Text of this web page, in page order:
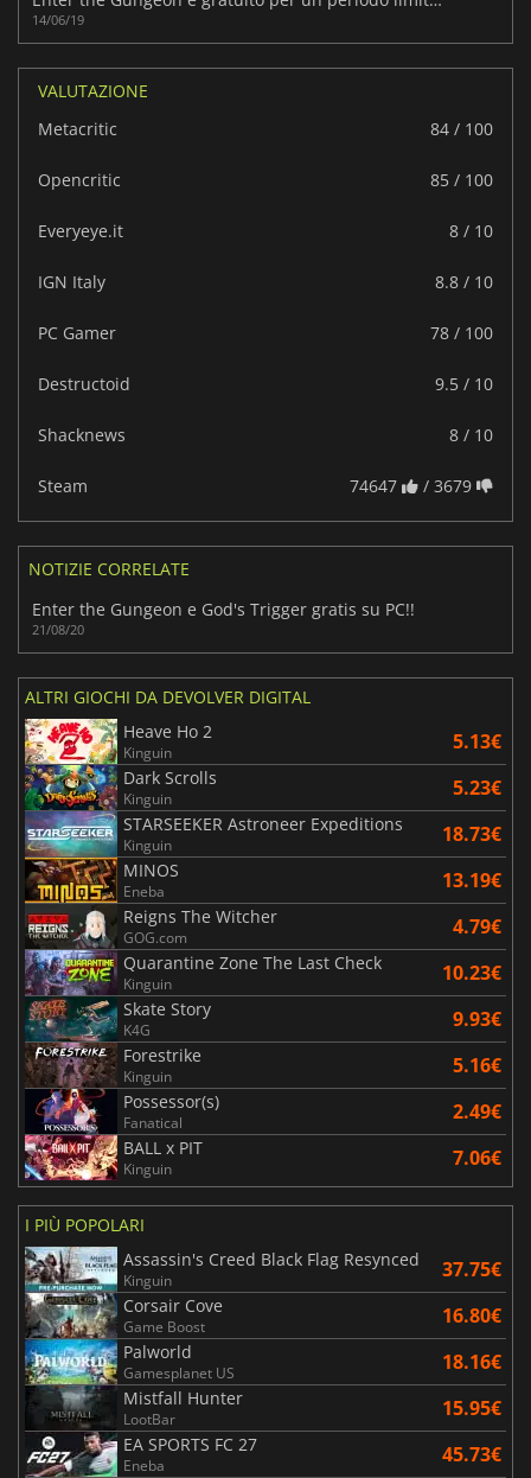
14/06/19
VALUTAZIONE
Metacritic
84 / 100
Opencritic 85 / 100
Everyeye.it 8 / 10
IGN Italy 8.8 / 10
PC Gamer 78 / 100
Destructoid 9.5 / 10
Shacknews 8 / 10
Steam 74647 / 3679
NOTIZIE CORRELATE
Enter the Gungeon e God's Trigger gratis su PC!!
21/08/20
ALTRI GIOCHI DA DEVOLVER DIGITAL
Heave Ho 2
Kinguin 5.13€
Dark Scrolls
Kinguin 5.23€
STARSEEKER Astroneer Expeditions
Kinguin 18.73€
MINOS
Eneba 13.19€
Reigns The Witcher
GOG.com 4.79€
Quarantine Zone The Last Check
Kinguin 10.23€
Skate Story
K4G 9.93€
Forestrike
Kinguin 5.16€
Possessor(s)
Fanatical 2.49€
BALL x PIT
Kinguin 7.06€
I PIÙ POPOLARI
Assassin's Creed Black Flag Resynced
Kinguin 37.75€
Corsair Cove
Game Boost 16.80€
Palworld
Gamesplanet US 18.16€
Mistfall Hunter
LootBar 15.95€
EA SPORTS FC 27
Eneba 45.73€